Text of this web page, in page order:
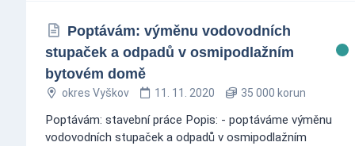
Poptávám: výměnu vodovodních
stupaček a odpadů v osmipodlažním
bytovém domě
okres Vyškov 11. 11. 2020 35 000 korun
Poptávám: stavební práce Popis: - poptáváme výměnu
vodovodních stupaček a odpadů v osmipodlažním